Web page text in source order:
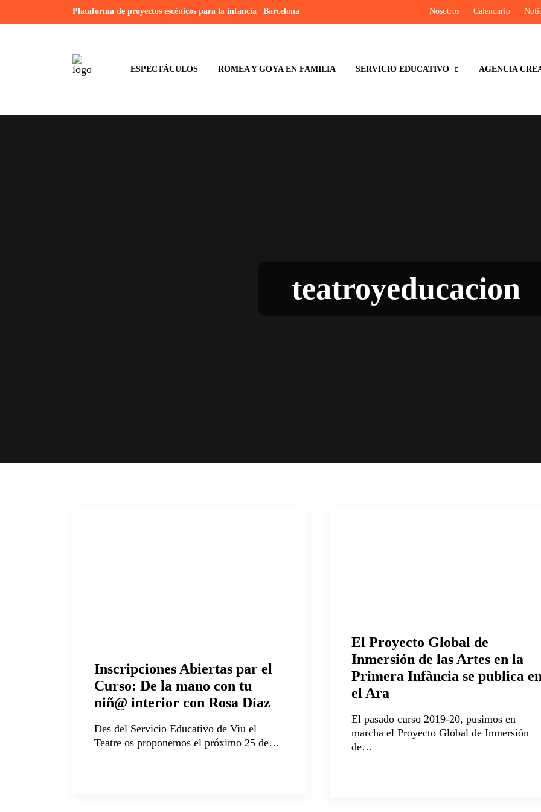
Plataforma de proyectos escénicos para la infancia | Barcelona Nosotros Calendario
ESPECTÁCULOS ROMEA Y GOYA EN FAMILIA SERVICIO EDUCATIVO AGENCIA
teatroyeducacion
Inscripciones Abiertas par el
Curso: De la mano con tu
niñ@ interior con Rosa Díaz
Des del Servicio Educativo de Viu el
Teatre os proponemos el próximo 25 de…
El Proyecto Global de
Inmersión de las Artes en la
Primera Infància se publica en
el Ara
El pasado curso 2019-20, pusimos en
marcha el Proyecto Global de Inmersión
de…